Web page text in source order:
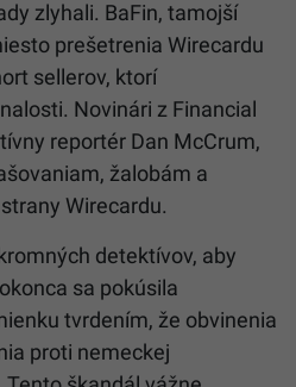
zlyhali. BaFin, tamojší
prešetrenia Wirecardu
sellerov, ktorí
Novinári z Financial
reportér Dan McCrum,
žalobám a
Wirecardu.
detektívov, aby
sa pokúsila
tvrdením, že obvinenia
proti nemeckej